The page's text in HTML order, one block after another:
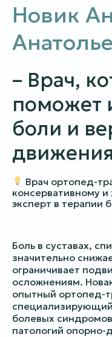
Новик
– Врач,
поможет
боли и
Врач ортопед-
консервативному
эксперт в терапии
Боль в суставах,
значительно
ограничивает
осложнениям.
опытный ортопед-
болевых
патологий опорно-